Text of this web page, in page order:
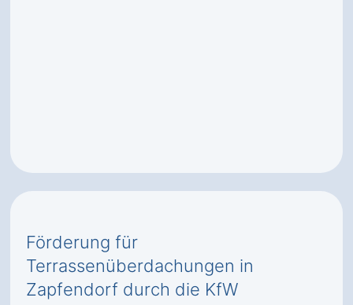
Förderung für
Terrassenüberdachungen in
Zapfendorf durch die KfW